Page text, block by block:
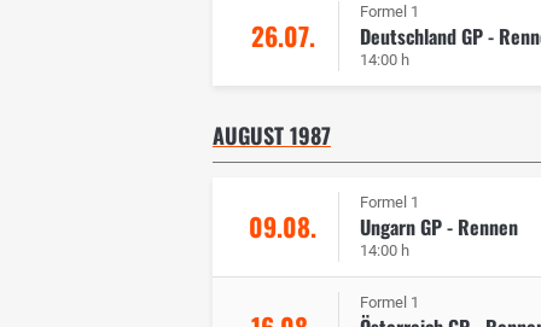
26.07.
Formel 1
Deutschland GP -
14:00 h
AUGUST 1987
09.08.
Formel 1
Ungarn GP - Rennen
14:00 h
Formel 1